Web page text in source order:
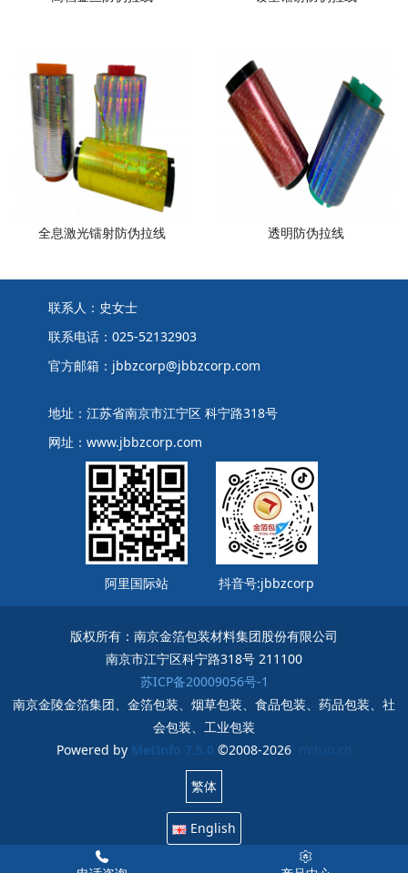
全息激光镭射防伪拉线 透明防伪拉线
联系人：史女士
联系电话：025-52132903
官方邮箱：jbbzcorp@jbbzcorp.com
地址：江苏省南京市江宁区 科宁路318号
网址：www.jbbzcorp.com
阿里国际站 抖音号:jbbzcorp
版权所有：南京金箔包装材料集团股份有限公司
南京市江宁区科宁路318号 211100
苏ICP备20009056号-1
南京金陵金箔集团、金箔包装、烟草包装、食品包装、药品包装、社
会包装、工业包装
Powered by MetInfo 7.5.0 ©2008-2026 mituo.cn
繁体
English